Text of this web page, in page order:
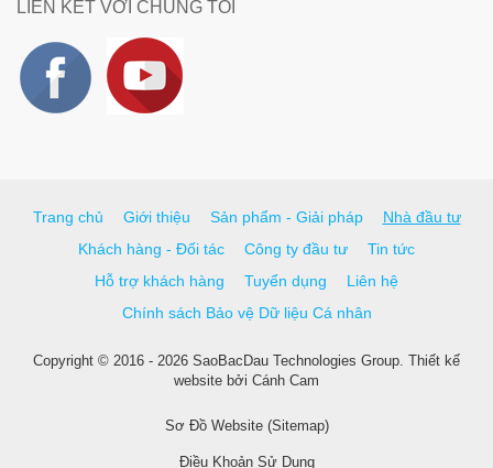
LIÊN KẾT VỚI CHÚNG TÔI
Trang chủ Giới thiệu Sản phẩm - Giải pháp
Nhà đầu tư
Khách hàng - Đối tác
Công ty đầu tư
Tin tức
Hỗ trợ khách hàng
Tuyển dụng
Liên hệ
Chính sách Bảo vệ Dữ liệu Cá nhân
Copyright © 2016 - 2026 SaoBacDau Technologies Group. Thiết kế
website bởi Cánh Cam
Sơ Đồ Website (Sitemap)
Điều Khoản Sử Dụng